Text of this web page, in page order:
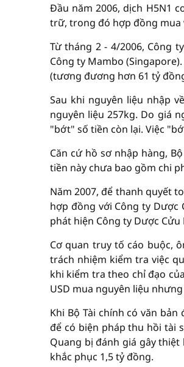
Đầu năm 2006, dịch H5N1
trữ, trong đó hợp đồng mua
Từ tháng 2 - 4/2006, Công
Công ty Mambo
(tương đương hơn 61 tỷ
Sau khi nguyên liệu nhập
nguyên liệu 257kg. Do giá
"bớt" số tiền còn lại. Việc
Căn cứ hồ sơ nhập hàng,
tiền này chưa bao gồm chi
Năm 2007, để thanh quyết
hợp đồng với Công ty Dược
phát hiện Công ty Dược
Cơ quan truy tố cáo buộc,
trách nhiệm kiểm tra việc
khi kiểm tra theo chỉ đạo
USD mua nguyên liệu
Khi Bộ Tài chính có văn
để có biện pháp thu hồi tài
Quang bị đánh giá gây
khắc phục 1,5 tỷ đồng.